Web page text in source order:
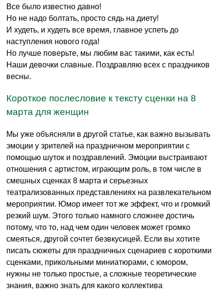
Все было известно давно!
Но не надо болтать, просто сядь на диету!
И худеть, и худеть все время, главное успеть до
наступления нового года!
Но лучше поверьте, мы любим вас такими, как есть!
Наши девочки славные. Поздравляю всех с праздников
весны.
Короткое послесловие к тексту сценки на 8
марта для женщин
Мы уже объясняли в другой статье, как важно вызывать
эмоции у зрителей на праздничном мероприятии с
помощью шуток и поздравлений. Эмоции выстраивают
отношения с артистом, играющим роль, в том числе в
смешных сценках 8 марта и серьезных
театрализованных представлениях на развлекательном
мероприятии. Юмор имеет тот же эффект, что и громкий
резкий шум. Этого только намного сложнее достичь
потому, что то, над чем один человек может громко
смеяться, другой сочтет безвкусицей. Если вы хотите
писать сюжеты для праздничных сценариев с короткими
сценками, прикольными миниатюрами, с юмором,
нужны не только простые, а сложные теоретические
знания, важно знать для какого коллектива